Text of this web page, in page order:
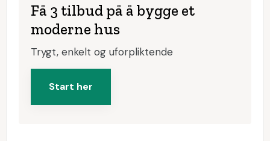
Få 3 tilbud på å bygge et
moderne hus
Trygt, enkelt og uforpliktende
Start her